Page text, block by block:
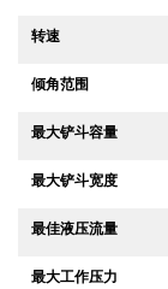
转速
倾角范围
最大铲斗容量
最大铲斗宽度
最佳液压流量
最大工作压力